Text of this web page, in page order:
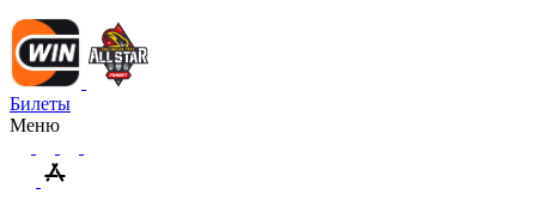
Билеты
Меню